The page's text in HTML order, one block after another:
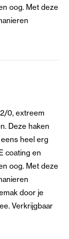
oog. Met deze
0, extreem
Deze haken
heel erg
coating en
oog. Met deze
door je
Verkrijgbaar